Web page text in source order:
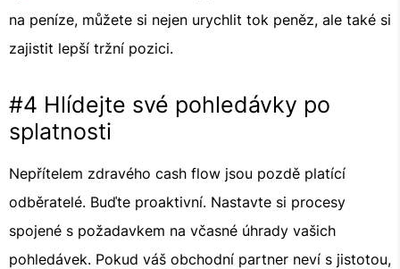
na peníze, můžete si nejen urychlit tok peněz, ale také si
zajistit lepší tržní pozici.
#4 Hlídejte své pohledávky po
splatnosti
Nepřítelem zdravého cash flow jsou pozdě platící
odběratelé. Buďte proaktivní. Nastavte si procesy
spojené s požadavkem na včasné úhrady vašich
pohledávek. Pokud váš obchodní partner neví s jistotou,